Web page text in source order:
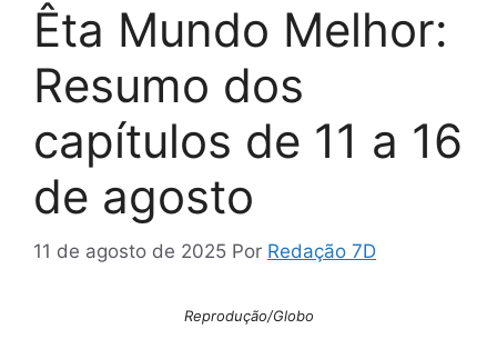
Êta Mundo Melhor:
Resumo dos
capítulos de 11 a 16
de agosto
11 de agosto de 2025 Por Redação 7D
Reprodução/Globo